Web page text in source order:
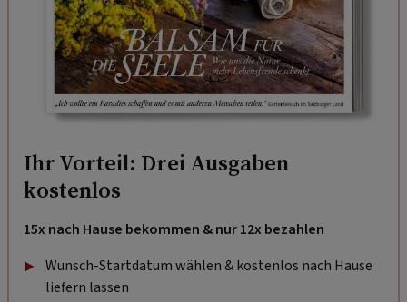
Ihr Vorteil: Drei Ausgaben
kostenlos
15x nach Hause bekommen & nur 12x bezahlen
Wunsch-Startdatum wählen & kostenlos nach Hause
liefern lassen